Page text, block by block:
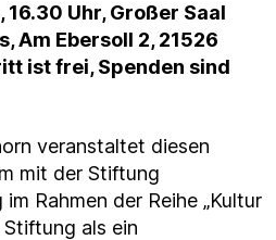
Uhr, Großer Saal
Am Ebersoll 2, 21526
ist frei, Spenden sind
veranstaltet diesen
mit der Stiftung
Rahmen der Reihe „Kultur
als ein